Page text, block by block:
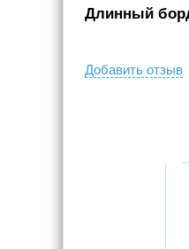
Длинный
Добавить отзыв